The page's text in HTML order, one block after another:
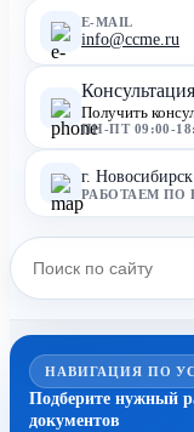
E-MAIL
info@ccme.ru
Получить
ПН-ПТ 09:00-
г. Новосибирск
РАБОТАЕМ ПО
НАВИГАЦИЯ ПО
Подберите нужный
документов